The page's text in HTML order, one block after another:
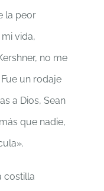
la peor
vida,
no me
un rodaje
a Dios, Sean
que nadie,
costilla